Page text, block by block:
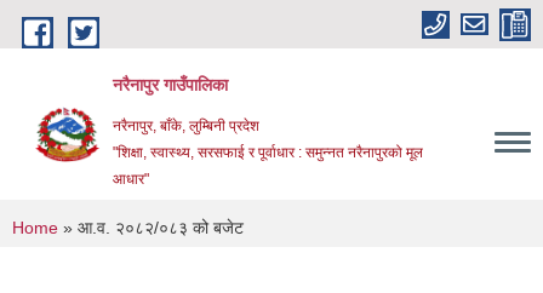
Skip to main content
नरैनापुर गाउँपालिका
नरैनापुर, बाँके, लुम्बिनी प्रदेश
"शिक्षा, स्वास्थ्य, सरसफाई र पूर्वाधार : समुन्नत नरैनापुरको मूल
आधार"
You are here
Home » आ.व. २०८२/०८३ को बजेट